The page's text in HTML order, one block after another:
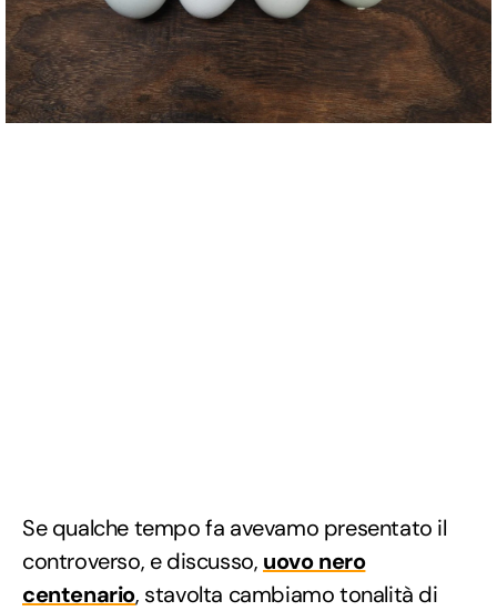
Se qualche tempo fa avevamo presentato il
controverso, e discusso, uovo nero
centenario, stavolta cambiamo tonalità di